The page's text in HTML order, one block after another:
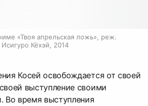
«Твоя апрельская ложь», реж.
Исигуро Кёхэй, 2014
Косей освобождается от своей
выступление своими
Во время выступления